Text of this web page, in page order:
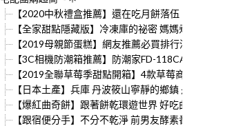
【2020中秋禮盒推薦】還在吃月餅落伍！爆餡流
【全家甜點隱藏版】冷凍庫的祕密 媽媽煮藝甜點
【2019母親節蛋糕】網友推薦必買排行清單 蘋果
【3C相機防潮箱推薦】防潮家FD-118CA是3C單
【2019全聯草莓季甜點開箱】4款草莓商品試吃
【日本土產】兵庫 丹波筱山寧靜的鄉鎮 丹波筱山
【爆紅曲奇餅】跟著餅乾環遊世界 好吃曲奇共和
【跟宿便分手】不分不乾淨 前男友酵素番茄 擊潰